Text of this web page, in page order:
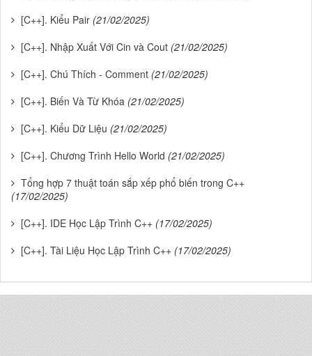
[C++]. Kiểu Pair (21/02/2025)
[C++]. Nhập Xuất Với Cin và Cout (21/02/2025)
[C++]. Chú Thích - Comment (21/02/2025)
[C++]. Biến Và Từ Khóa (21/02/2025)
[C++]. Kiểu Dữ Liệu (21/02/2025)
[C++]. Chương Trình Hello World (21/02/2025)
Tổng hợp 7 thuật toán sắp xếp phổ biến trong C++
(17/02/2025)
[C++]. IDE Học Lập Trình C++ (17/02/2025)
[C++]. Tài Liệu Học Lập Trình C++ (17/02/2025)